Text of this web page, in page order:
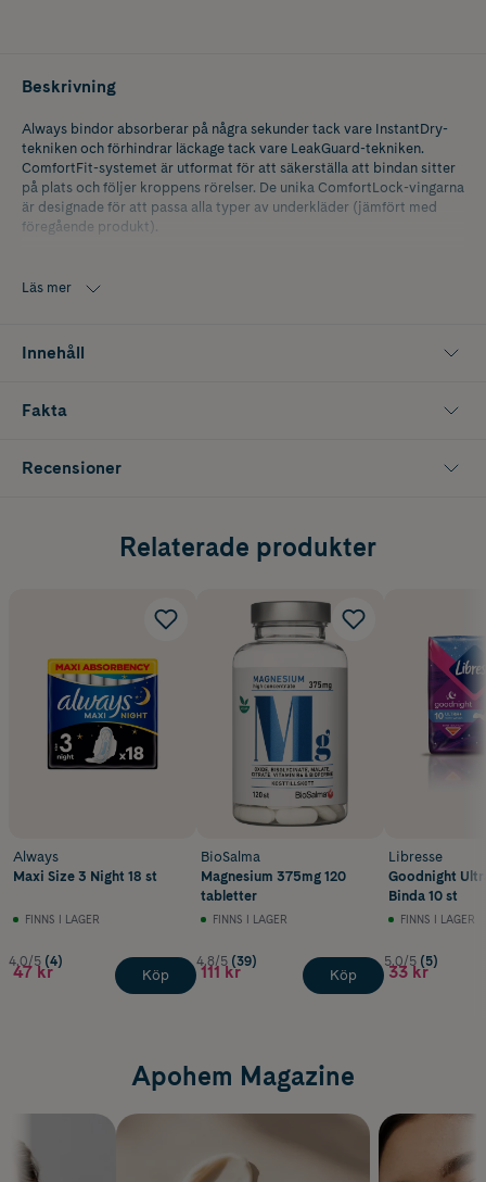
Beskrivning
Always bindor absorberar på några sekunder tack vare InstantDry-
tekniken och förhindrar läckage tack vare LeakGuard-tekniken.
ComfortFit-systemet är utformat för att säkerställa att bindan sitter
på plats och följer kroppens rörelser. De unika ComfortLock-vingarna
är designade för att passa alla typer av underkläder (jämfört med
föregående produkt).
Läs mer
Innehåll
Fakta
Recensioner
Relaterade produkter
Always
Maxi Size 3 Night 18 st
FINNS I LAGER
4.0/5 (4)
47 kr Köp
BioSalma
Magnesium 375mg 120
tabletter
FINNS I LAGER
4.8/5 (39)
111 kr Köp
Libresse
Goodnight
Binda 10 st
FINNS I LAGER
5.0/5 (5)
33 kr
Apohem Magazine